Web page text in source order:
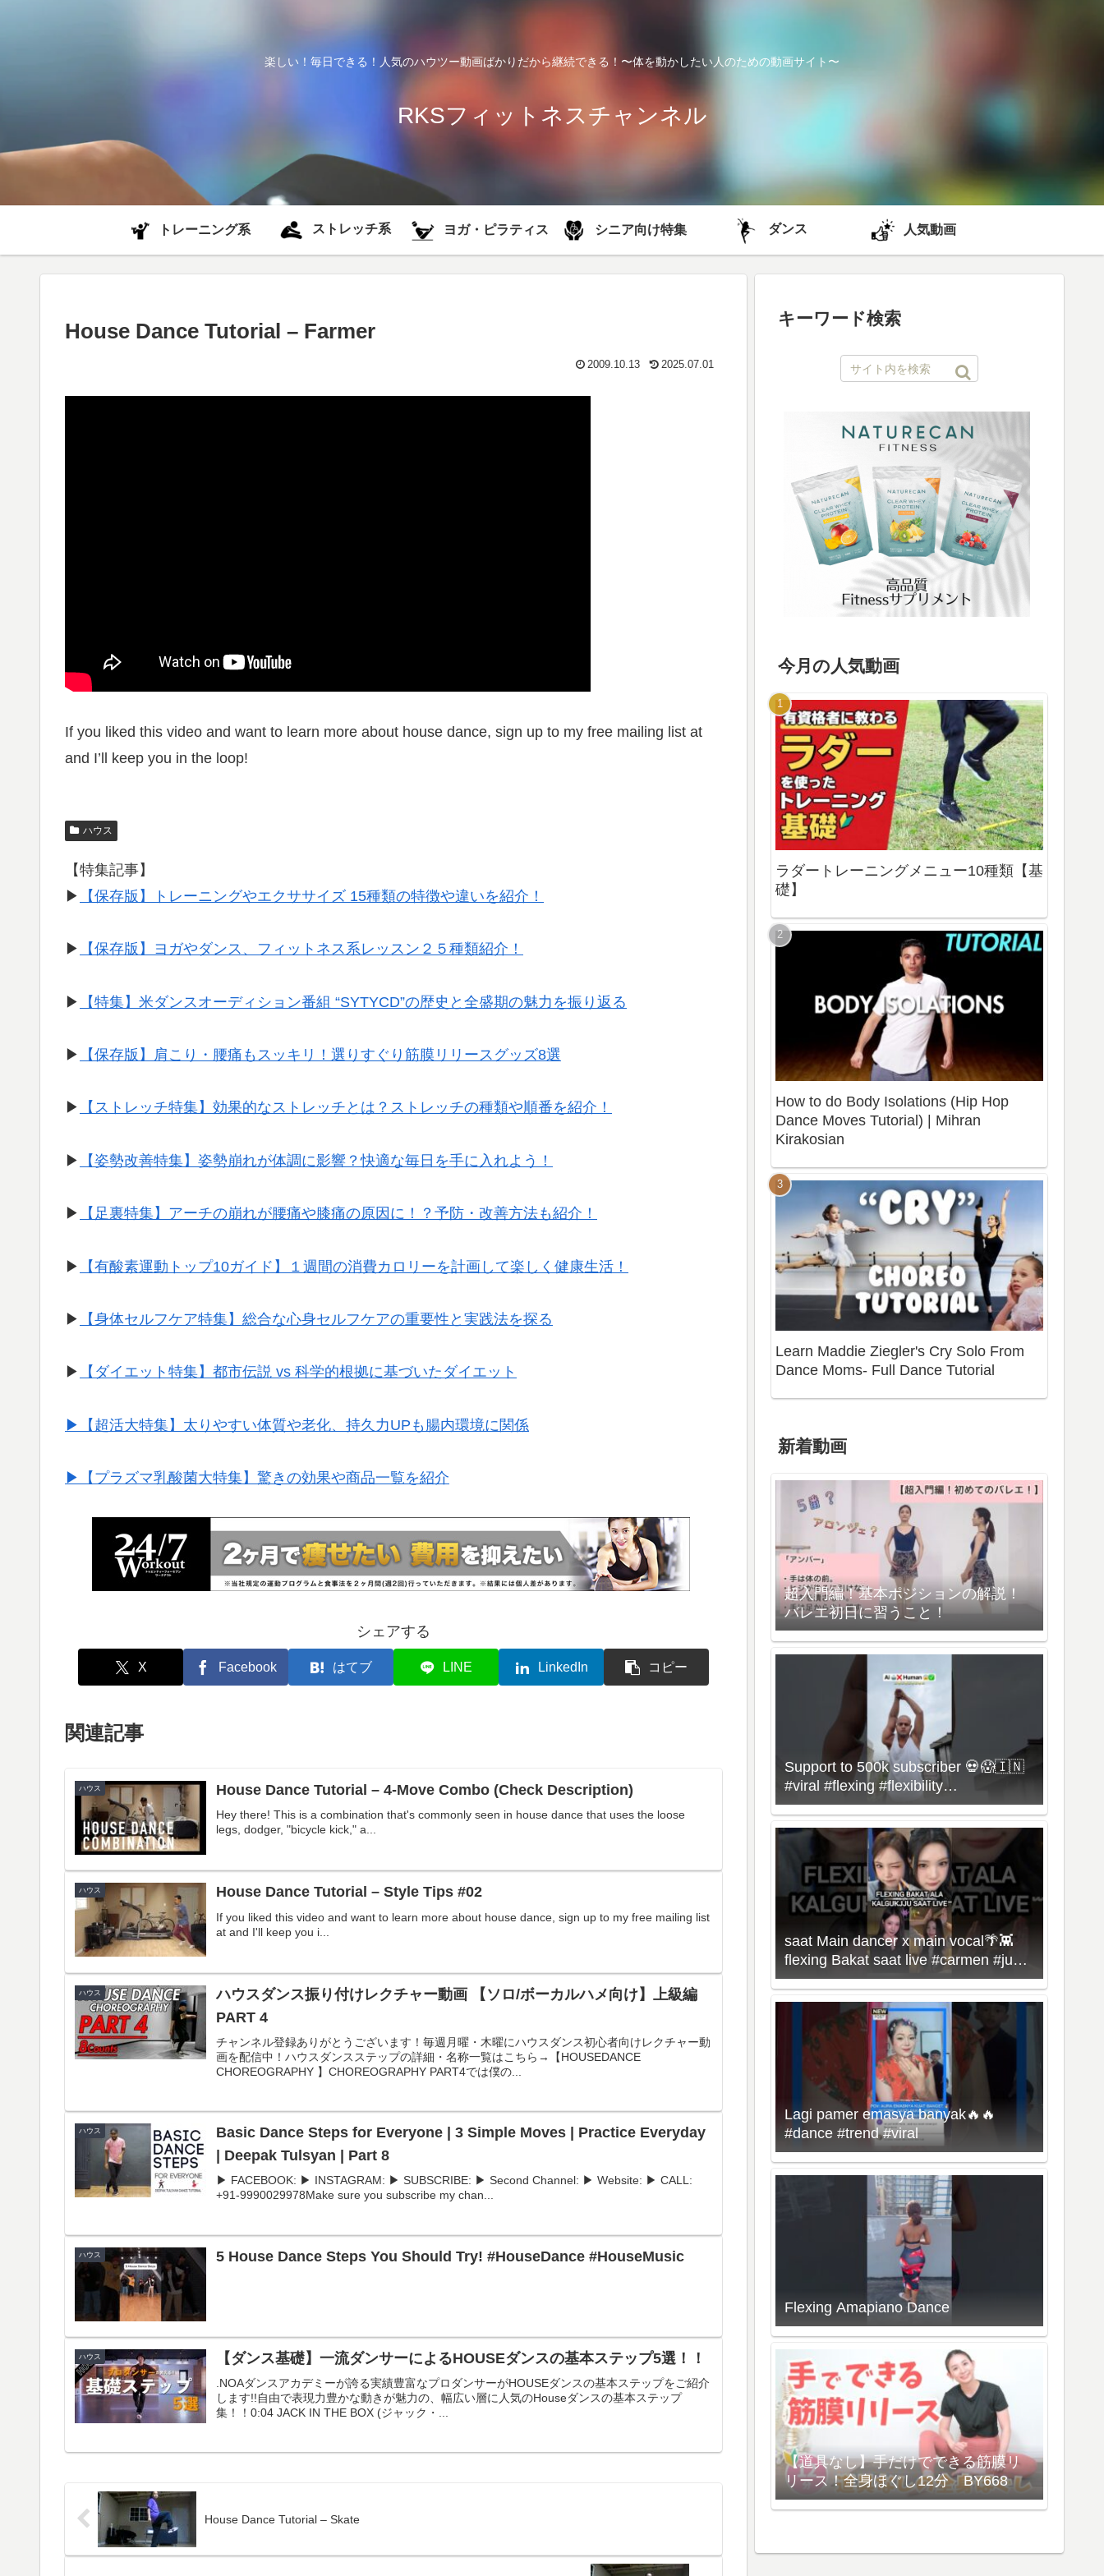
楽しい！毎日できる！人気のハウツー動画ばかりだから継続できる！〜体を動かしたい人のための動画サイト〜
RKSフィットネスチャンネル
トレーニング系 ストレッチ系 ヨガ・ピラティス シニア向け特集 ダンス 人気動画
House Dance Tutorial – Farmer
2009.10.13 2025.07.01
If you liked this video and want to learn more about house dance, sign up to my free mailing list at
and I’ll keep you in the loop!
ハウス
【特集記事】
▶︎
【保存版】トレーニングやエクササイズ 15種類の特徴や違いを紹介！
▶︎ 【保存版】ヨガやダンス、フィットネス系レッスン２５種類紹介！
▶︎ 【特集】米ダンスオーディション番組 “SYTYCD”の歴史と全盛期の魅力を振り返る
▶︎ 【保存版】肩こり・腰痛もスッキリ！選りすぐり筋膜リリースグッズ8選
▶︎ 【ストレッチ特集】効果的なストレッチとは？ストレッチの種類や順番を紹介！
▶︎ 【姿勢改善特集】姿勢崩れが体調に影響？快適な毎日を手に入れよう！
▶︎ 【足裏特集】アーチの崩れが腰痛や膝痛の原因に！？予防・改善方法も紹介！
▶︎ 【有酸素運動トップ10ガイド】１週間の消費カロリーを計画して楽しく健康生活！
▶︎ 【身体セルフケア特集】総合な心身セルフケアの重要性と実践法を探る
▶︎ 【ダイエット特集】都市伝説 vs 科学的根拠に基づいたダイエット
▶︎【超活大特集】太りやすい体質や老化、持久力UPも腸内環境に関係
▶︎【プラズマ乳酸菌大特集】驚きの効果や商品一覧を紹介
シェアする
X Facebook はてブ LINE LinkedIn コピー
関連記事
ハウス House Dance Tutorial – 4-Move Combo (Check Description)
Hey there! This is a combination that's commonly seen in house dance that uses the loose
legs, dodger, "bicycle kick," a...
ハウス House Dance Tutorial – Style Tips #02
If you liked this video and want to learn more about house dance, sign up to my free mailing list
at and I'll keep you i...
ハウス
ハウスダンス振り付けレクチャー動画 【ソロ/ボーカルハメ向け】上級編
PART 4
チャンネル登録ありがとうございます！毎週月曜・木曜にハウスダンス初心者向けレクチャー動
画を配信中！ハウスダンスステップの詳細・名称一覧はこちら→【HOUSEDANCE
CHOREOGRAPHY 】CHOREOGRAPHY PART4では僕の...
ハウス
Basic Dance Steps for Everyone | 3 Simple Moves | Practice Everyday
| Deepak Tulsyan | Part 8
▶ FACEBOOK: ▶ INSTAGRAM: ▶ SUBSCRIBE: ▶ Second Channel: ▶ Website: ▶ CALL:
+91-9990029978Make sure you subscribe my chan...
ハウス 5 House Dance Steps You Should Try! #HouseDance #HouseMusic
ハウス 【ダンス基礎】一流ダンサーによるHOUSEダンスの基本ステップ5選！！
.NOAダンスアカデミーが誇る実績豊富なプロダンサーがHOUSEダンスの基本ステップをご紹介
します!!自由で表現力豊かな動きが魅力の、幅広い層に人気のHouseダンスの基本ステップ
集！！0:04 JACK IN THE BOX (ジャック・...
House Dance Tutorial – Skate
キーワード検索
今月の人気動画
ラダートレーニングメニュー10種類【基
礎】
How to do Body Isolations (Hip Hop
Dance Moves Tutorial) | Mihran
Kirakosian
Learn Maddie Ziegler's Cry Solo From
Dance Moms- Full Dance Tutorial
新着動画
超入門編！基本ポジションの解説！
バレエ初日に習うこと！
Support to 500k subscriber 💀😱🇮🇳
#viral #flexing #flexibility
#bonebreaking #dance #omg
saat Main dancer x main vocal🌴👾
flexing Bakat saat live #carmen #juun
#hearts2hearts #kpop
Lagi pamer emasya banyak🔥🔥
#dance #trend #viral
Flexing Amapiano Dance
【道具なし】手だけでできる筋膜リ
リース！全身ほぐし12分 BY668